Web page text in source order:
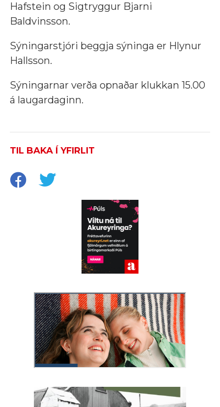
Hafstein og Sigtryggur Bjarni
Baldvinsson.
Sýningarstjóri beggja sýninga er Hlynur
Hallsson.
Sýningarnar verða opnaðar klukkan 15.00
á laugardaginn.
TIL BAKA Í YFIRLIT